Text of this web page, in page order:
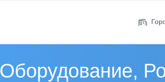
Оборудование,